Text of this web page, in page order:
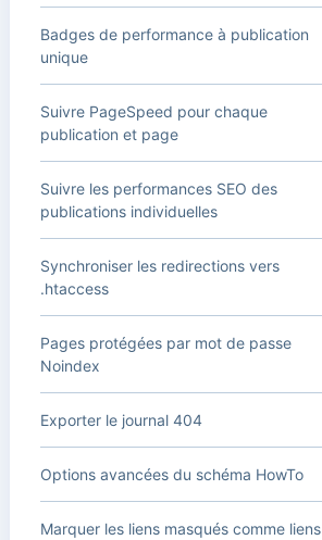
Badges de performance à publication
unique
Suivre PageSpeed pour chaque
publication et page
Suivre les performances SEO des
publications individuelles
Synchroniser les redirections vers
.htaccess
Pages protégées par mot de passe
Noindex
Exporter le journal 404
Options avancées du schéma HowTo
Marquer les liens masqués comme liens